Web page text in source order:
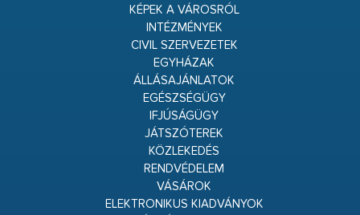
KÉPEK A VÁROSRÓL
INTÉZMÉNYEK
CIVIL SZERVEZETEK
EGYHÁZAK
ÁLLÁSAJÁNLATOK
EGÉSZSÉGÜGY
IFJÚSÁGÜGY
JÁTSZÓTEREK
KÖZLEKEDÉS
RENDVÉDELEM
VÁSÁROK
ELEKTRONIKUS KIADVÁNYOK